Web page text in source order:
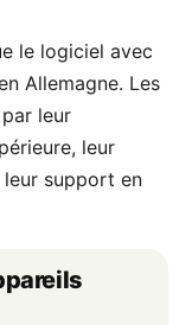
le logiciel avec
Allemagne. Les
leur
leur
support en